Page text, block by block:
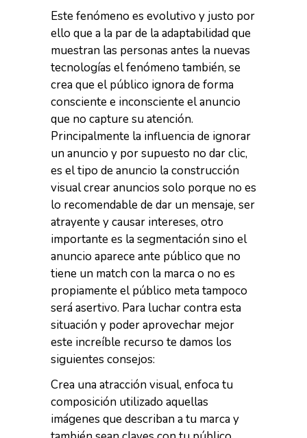
Este fenómeno es evolutivo y justo por
ello que a la par de la adaptabilidad que
muestran las personas antes la nuevas
tecnologías el fenómeno también, se
crea que el público ignora de forma
consciente e inconsciente el anuncio
que no capture su atención.
Principalmente la influencia de ignorar
un anuncio y por supuesto no dar clic,
es el tipo de anuncio la construcción
visual crear anuncios solo porque no es
lo recomendable de dar un mensaje, ser
atrayente y causar intereses, otro
importante es la segmentación sino el
anuncio aparece ante público que no
tiene un match con la marca o no es
propiamente el público meta tampoco
será asertivo. Para luchar contra esta
situación y poder aprovechar mejor
este increíble recurso te damos los
siguientes consejos:
Crea una atracción visual, enfoca tu
composición utilizado aquellas
imágenes que describan a tu marca y